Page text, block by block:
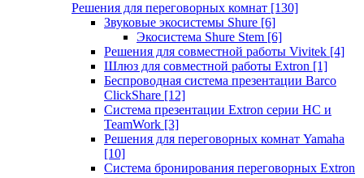
Решения для переговорных комнат [130]
Звуковые экосистемы Shure [6]
Экосистема Shure Stem [6]
Решения для совместной работы Vivitek [4]
Шлюз для совместной работы Extron [1]
Беспроводная система презентации Barco
ClickShare [12]
Система презентации Extron серии HC и
TeamWork [3]
Решения для переговорных комнат Yamaha
[10]
Система бронирования переговорных Extron